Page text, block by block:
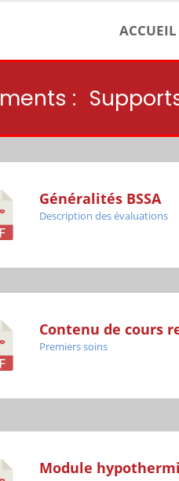
ACCUEIL
:
Généralités BSSA
Description des évaluations
Contenu de cours
Premiers soins
Module